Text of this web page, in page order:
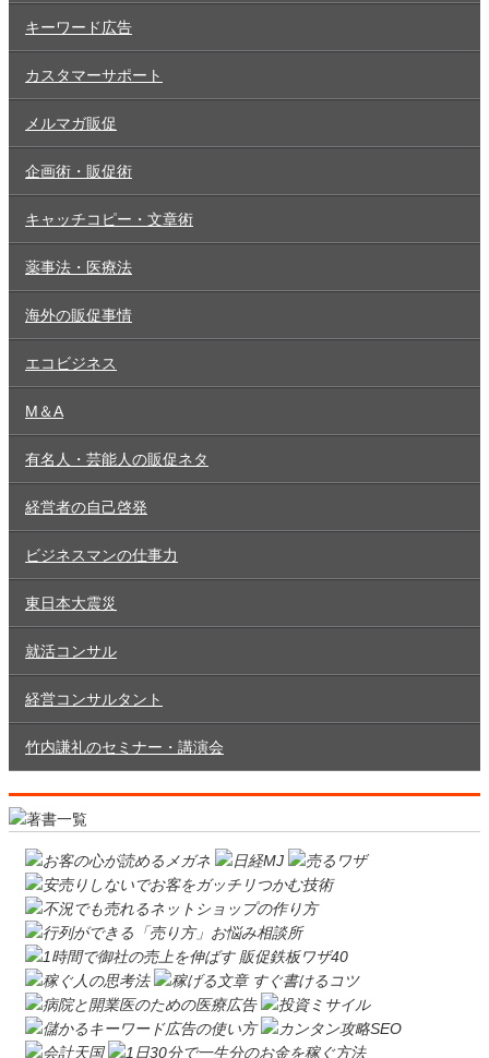
キーワード広告
カスタマーサポート
メルマガ販促
企画術・販促術
キャッチコピー・文章術
薬事法・医療法
海外の販促事情
エコビジネス
M＆A
有名人・芸能人の販促ネタ
経営者の自己啓発
ビジネスマンの仕事力
東日本大震災
就活コンサル
経営コンサルタント
竹内謙礼のセミナー・講演会